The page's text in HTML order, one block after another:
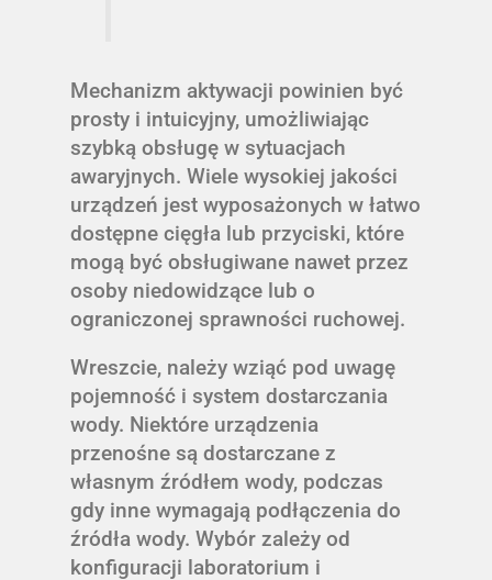
Mechanizm aktywacji powinien być
prosty i intuicyjny, umożliwiając
szybką obsługę w sytuacjach
awaryjnych. Wiele wysokiej jakości
urządzeń jest wyposażonych w łatwo
dostępne cięgła lub przyciski, które
mogą być obsługiwane nawet przez
osoby niedowidzące lub o
ograniczonej sprawności ruchowej.
Wreszcie, należy wziąć pod uwagę
pojemność i system dostarczania
wody. Niektóre urządzenia
przenośne są dostarczane z
własnym źródłem wody, podczas
gdy inne wymagają podłączenia do
źródła wody. Wybór zależy od
konfiguracji laboratorium i